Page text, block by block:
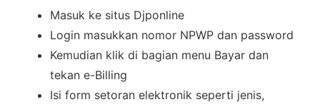
Masuk ke situs Djponline
Login masukkan nomor NPWP dan password
Kemudian klik di bagian menu Bayar dan
tekan e-Billing
Isi form setoran elektronik seperti jenis,